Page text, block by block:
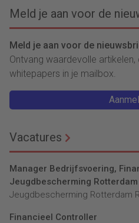
Meld je aan voor de
Meld je aan voor de
Ontvang waardevolle
whitepapers in je mailbox.
Vacatures
Manager Bedrijfsvoering,
Jeugdbescherming
Jeugdbescherming Rotterdam
Financieel Controller